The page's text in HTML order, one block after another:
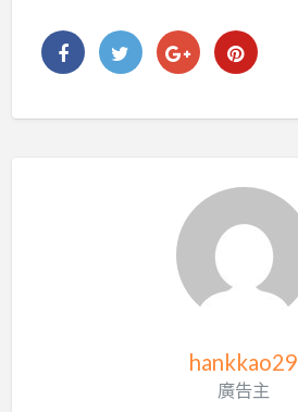
hankkao29
廣告主